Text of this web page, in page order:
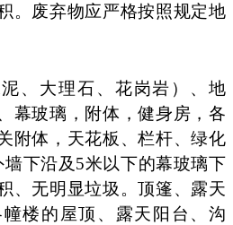
。废弃物应严格按照规定地
、大理石、花岗岩）、地
幕玻璃，附体，健身房，各
附体，天花板、栏杆、绿化
下沿及5米以下的幕玻璃下
、无明显垃圾。顶篷、露天
楼的屋顶、露天阳台、沟